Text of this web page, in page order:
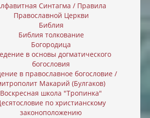
Синтагма / Правила
Православной Церкви
Библия
Библия толкование
Богородица
в основы догматического
богословия
в православное богословие /
Макарий (Булгаков)
Воскресная школа "Тропинка"
по христианскому
законоположению